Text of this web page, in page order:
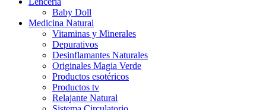
Baby Doll
Medicina Natural
Vitaminas y Minerales
Depurativos
Desinflamantes Naturales
Originales Magia Verde
Productos esotéricos
Productos tv
Relajante Natural